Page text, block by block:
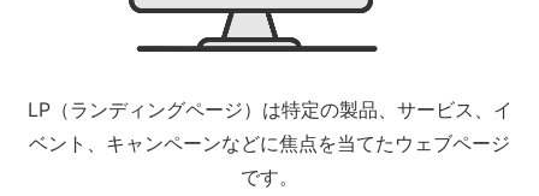
LP（ランディングページ）は特定の製品、サービス、イ
ベント、キャンペーンなどに焦点を当てたウェブページ
です。